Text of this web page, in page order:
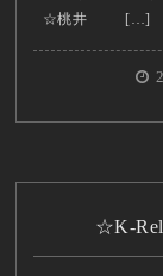
☆桃井 […]
☆K-